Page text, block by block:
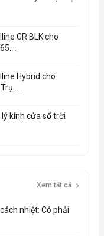
CR BLK cho
Hybrid cho
...
kính cửa sổ trời
Xem tất cả
nhiệt: Có phải